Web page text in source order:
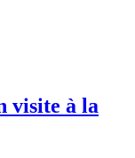
visite à la